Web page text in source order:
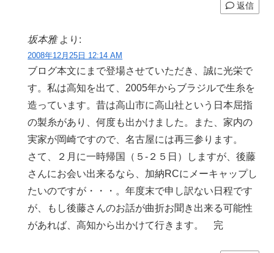
返信
坂本雅 より:
2008年12月25日 12:14 AM
ブログ本文にまで登場させていただき、誠に光栄で
す。私は高知を出て、2005年からブラジルで生糸を
造っています。昔は高山市に高山社という日本屈指
の製糸があり、何度も出かけました。また、家内の
実家が岡崎ですので、名古屋には再三参ります。
さて、２月に一時帰国（５-２５日）しますが、後藤
さんにお会い出来るなら、加納RCにメーキャップし
たいのですが・・・。年度末で申し訳ない日程です
が、もし後藤さんのお話が曲折お聞き出来る可能性
があれば、高知から出かけて行きます。 完